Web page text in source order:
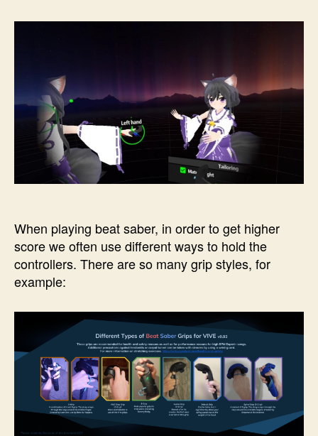
者
佈
fix
hand
angle〉
When playing beat saber, in order to get higher
score we often use different ways to hold the
controllers. There are so many grip styles, for
example: